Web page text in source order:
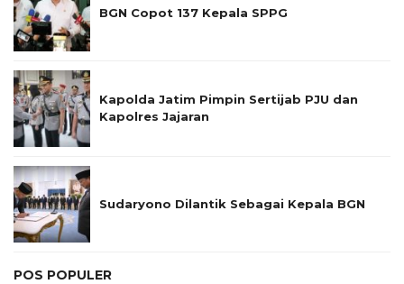
BGN Copot 137 Kepala SPPG
Kapolda Jatim Pimpin Sertijab PJU dan
Kapolres Jajaran
Sudaryono Dilantik Sebagai Kepala BGN
POS POPULER